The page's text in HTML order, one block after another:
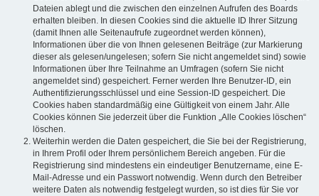
Dateien ablegt und die zwischen den einzelnen Aufrufen des Boards
erhalten bleiben. In diesen Cookies sind die aktuelle ID Ihrer Sitzung
(damit Ihnen alle Seitenaufrufe zugeordnet werden können),
Informationen über die von Ihnen gelesenen Beiträge (zur Markierung
dieser als gelesen/ungelesen; sofern Sie nicht angemeldet sind) sowie
Informationen über Ihre Teilnahme an Umfragen (sofern Sie nicht
angemeldet sind) gespeichert. Ferner werden Ihre Benutzer-ID, ein
Authentifizierungsschlüssel und eine Session-ID gespeichert. Die
Cookies haben standardmäßig eine Gültigkeit von einem Jahr. Alle
Cookies können Sie jederzeit über die Funktion „Alle Cookies löschen“
löschen.
Weiterhin werden die Daten gespeichert, die Sie bei der Registrierung,
in Ihrem Profil oder Ihrem persönlichem Bereich angeben. Für die
Registrierung sind mindestens ein eindeutiger Benutzername, eine E-
Mail-Adresse und ein Passwort notwendig. Wenn durch den Betreiber
weitere Daten als notwendig festgelegt wurden, so ist dies für Sie vor